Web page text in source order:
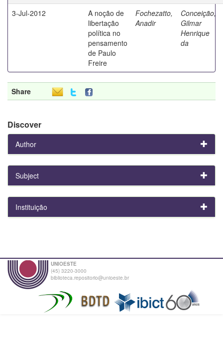
3-Jul-2012
A noção de
libertação
política no
pensamento
de Paulo
Freire
Fochezatto,
Anadir
Conceição,
Gilmar
Henrique
da
Share
Discover
Author
Subject
Instituição
UNIOESTE
(45) 3220-3000
biblioteca.repositorio@unioeste.br